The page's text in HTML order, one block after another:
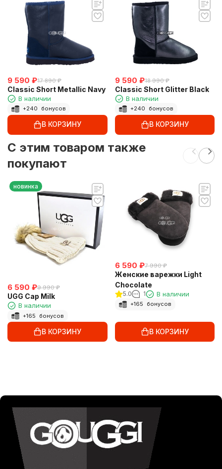
9 590 ₽17 890 ₽
Classic Short Metallic Navy
В наличии
+240 бонусов
В КОРЗИНУ
9 590 ₽18 990 ₽
Classic Short Glitter Black
В наличии
+240 бонусов
В КОРЗИНУ
C этим товаром также
покупают
новинка
6 590 ₽9 990 ₽
UGG Cap Milk
В наличии
+165 бонусов
В КОРЗИНУ
6 590 ₽7 990 ₽
Женские варежки Light
Chocolate
5.0 1 В наличии
+165 бонусов
В КОРЗИНУ